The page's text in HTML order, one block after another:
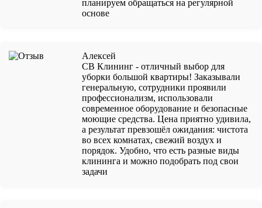
планируем обращаться на регулярной
основе
Алексей
СВ Клининг - отличный выбор для
уборки большой квартиры! Заказывали
генеральную, сотрудники проявили
профессионализм, использовали
современное оборудование и безопасные
моющие средства. Цена приятно удивила,
а результат превзошёл ожидания: чистота
во всех комнатах, свежий воздух и
порядок. Удобно, что есть разные виды
клининга и можно подобрать под свои
задачи